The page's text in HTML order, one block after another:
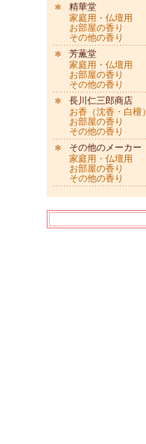
精華堂
家庭用・仏壇用
お部屋の香り
その他の香り
芳薫堂
家庭用・仏壇用
お部屋の香り
その他の香り
長川仁三郎商店
お香（沈香・白檀）
お部屋の香り
その他の香り
その他のメーカー
家庭用・仏壇用
お部屋の香り
その他の香り